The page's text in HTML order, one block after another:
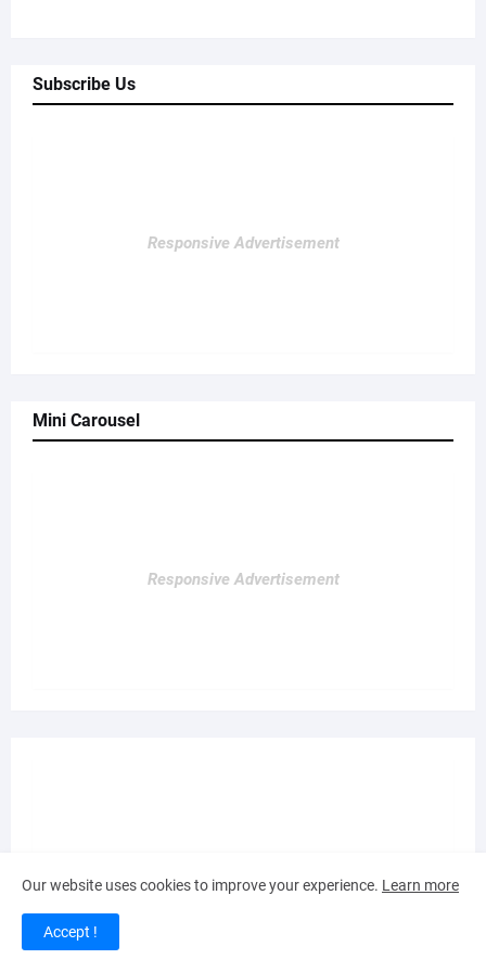
Subscribe Us
Responsive Advertisement
Mini Carousel
Responsive Advertisement
Our website uses cookies to improve your experience. Learn more
Accept !